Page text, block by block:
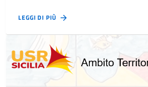
LEGGI DI PIÙ